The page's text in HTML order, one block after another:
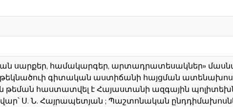
սարքեր, համակարգեր, արտադրատեսակներ»
գիտական աստիճանի հայցման
թեման հաստատվել է Հայաստանի ազգային
Ս. Ն. Հայրապետյան ; Պաշտոնական